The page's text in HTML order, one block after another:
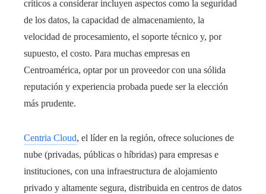
críticos a considerar incluyen aspectos como la seguridad
de los datos, la capacidad de almacenamiento, la
velocidad de procesamiento, el soporte técnico y, por
supuesto, el costo. Para muchas empresas en
Centroamérica, optar por un proveedor con una sólida
reputación y experiencia probada puede ser la elección
más prudente.
Centria Cloud, el líder en la región, ofrece soluciones de
nube (privadas, públicas o híbridas) para empresas e
instituciones, con una infraestructura de alojamiento
privado y altamente segura, distribuida en centros de datos